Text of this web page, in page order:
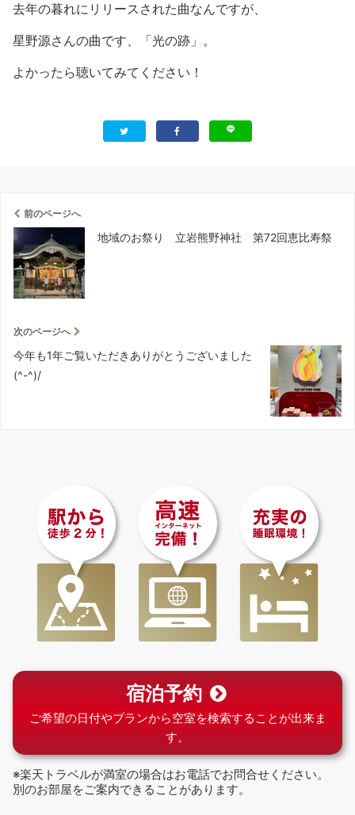
去年の暮れにリリースされた曲なんですが、
星野源さんの曲です、「光の跡」。
よかったら聴いてみてください！
前のページへ
地域のお祭り 立岩熊野神社 第72回恵比寿祭
次のページへ
今年も1年ご覧いただきありがとうございました
(^-^)/
宿泊予約
ご希望の日付やプランから空室を検索することが出来ま
す。
※楽天トラベルが満室の場合はお電話でお問合せください。
別のお部屋をご案内できることがあります。